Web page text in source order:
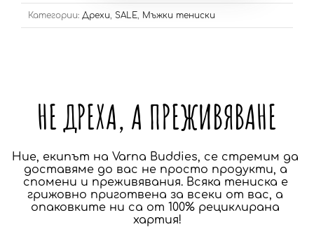
Категории: Дрехи, SALE, Мъжки тениски
НЕ ДРЕХА, А ПРЕЖИВЯВАНЕ
Ние, екипът на Varna Buddies, се стремим да
доставяме до вас не просто продукти, а
спомени и преживявания. Всяка тениска е
грижовно приготвена за всеки от вас, а
опаковките ни са от 100% рециклирана
хартия!